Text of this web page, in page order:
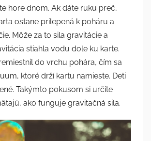
hore dnom. Ak dáte ruku preč,
ostane prilepená k poháru a
Môže za to sila gravitácie a
stiahla vodu dole ku karte.
do vrchu pohára, čím sa
ktoré drží kartu namieste. Deti
Takýmto pokusom si určite
ako funguje gravitačná sila.